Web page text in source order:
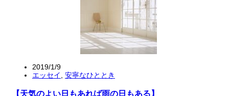
2019/1/9
エッセイ
安寧なひととき
【天気のよい日もあれば雨の日もある】